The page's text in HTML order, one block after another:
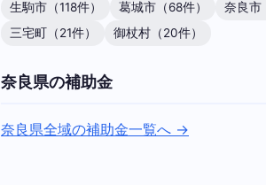
生駒市（118件） 葛城市（68件） 奈良市
三宅町（21件）
御杖村（20件）
奈良県の補助金
奈良県全域の補助金一覧へ →